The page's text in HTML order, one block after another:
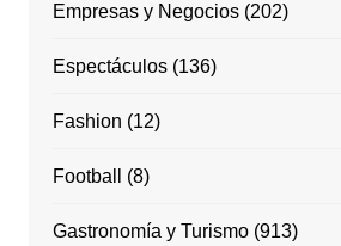
Empresas y Negocios(202)
Espectáculos(136)
Fashion (12)
Football (8)
Gastronomía y Turismo(913)